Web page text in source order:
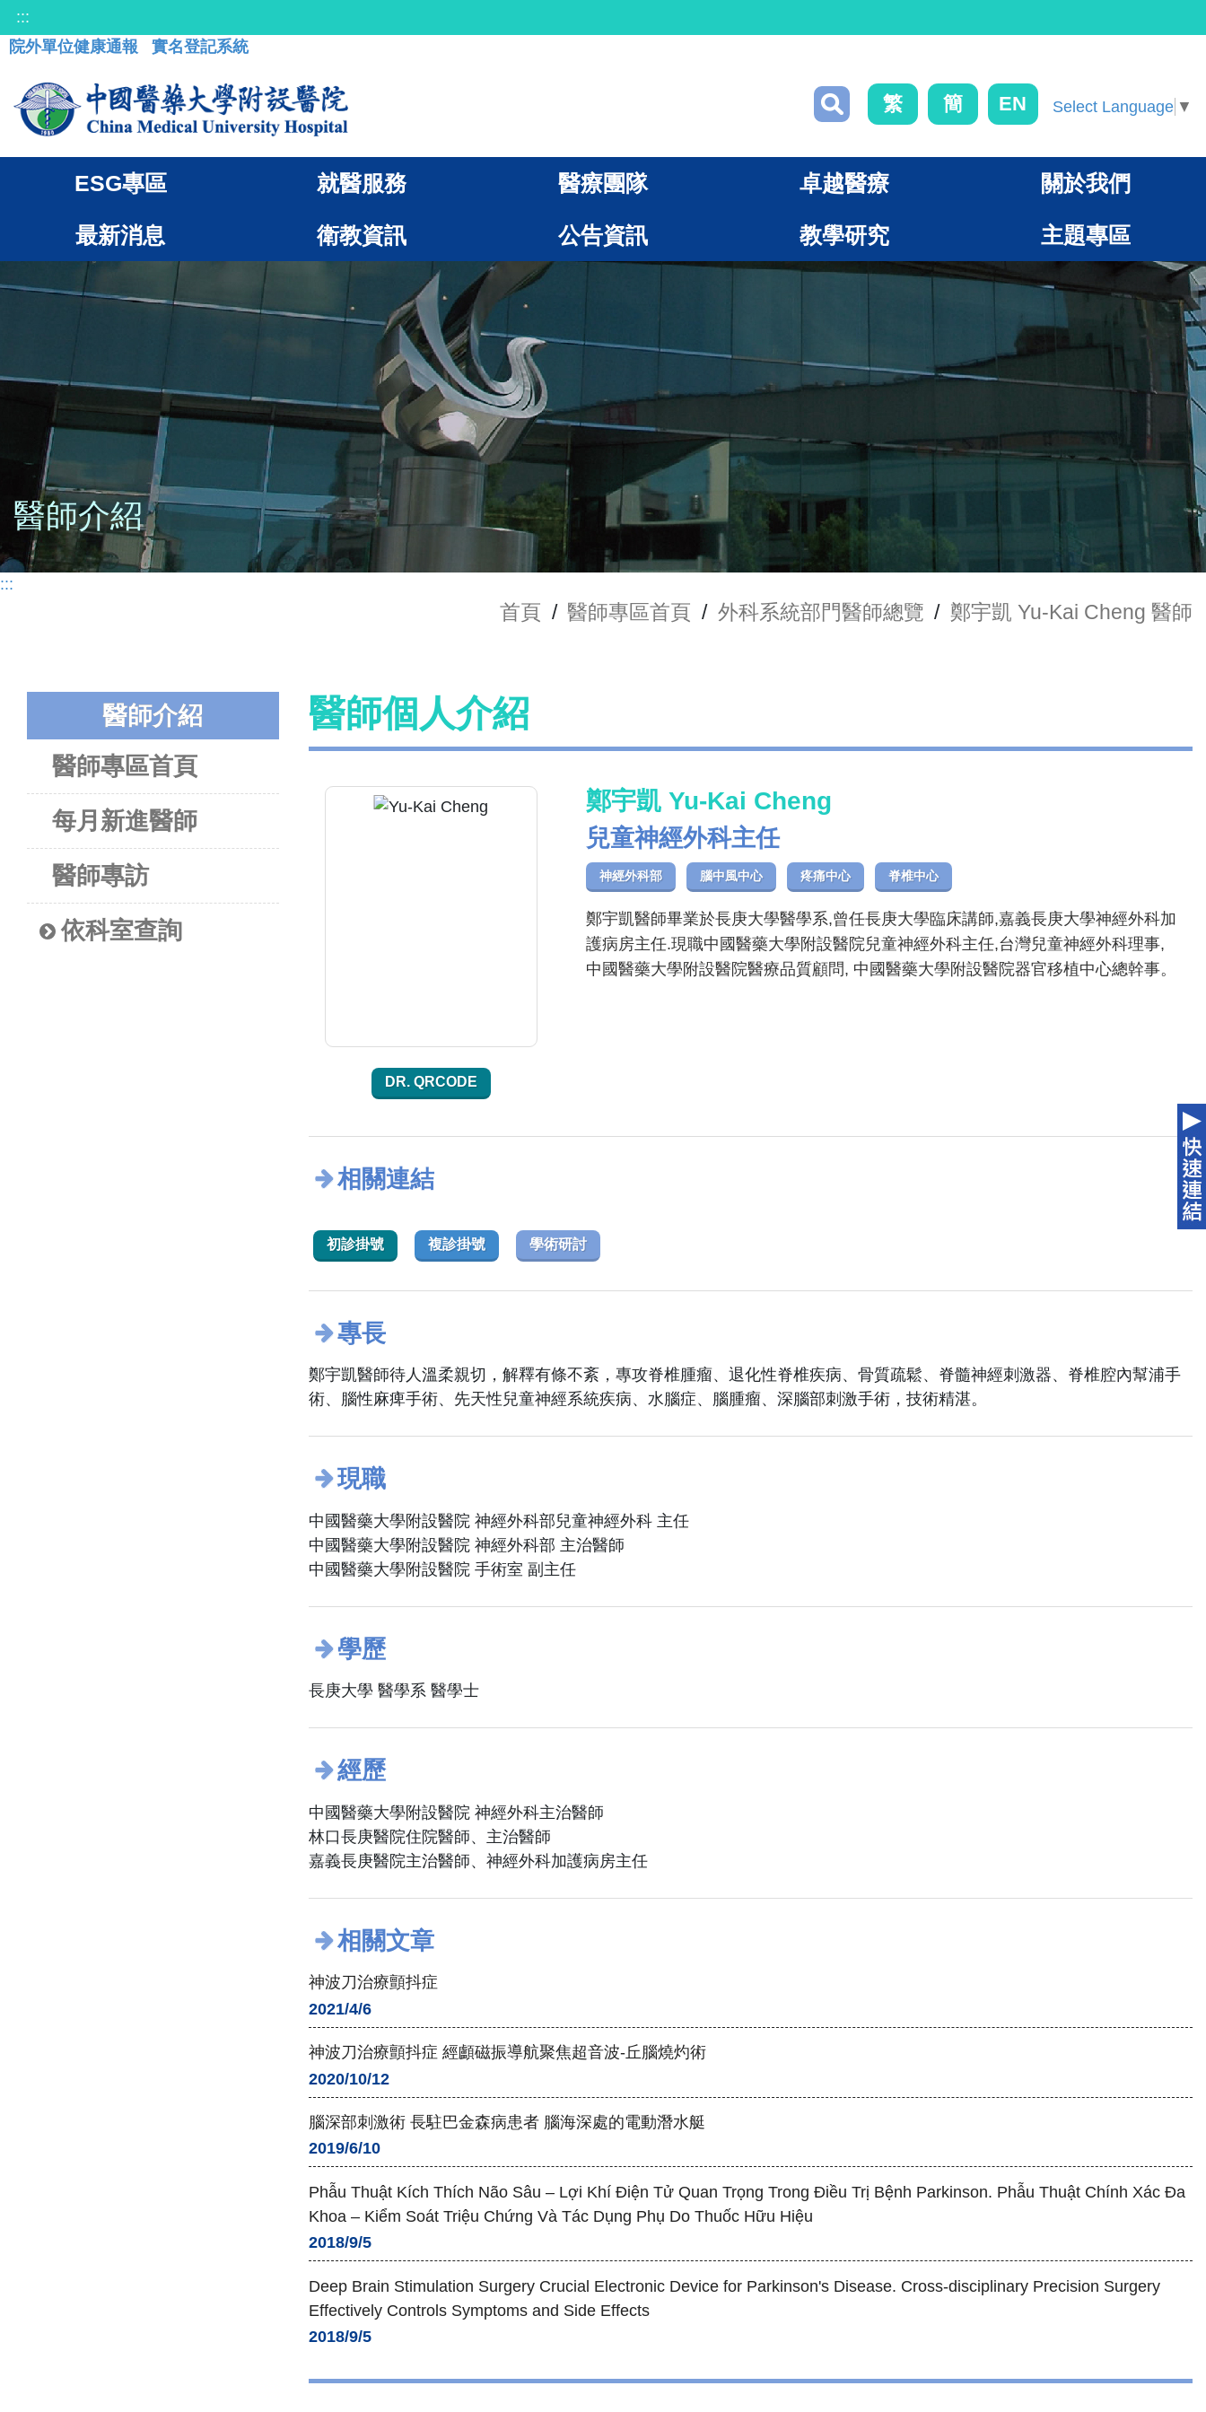
:::
院外單位健康通報
實名登記系統
繁 簡 EN Select Language ▼
ESG專區 就醫服務 醫療團隊 卓越醫療 關於我們
最新消息 衛教資訊 公告資訊 教學研究 主題專區
醫師介紹
:::
首頁 / 醫師專區首頁 / 外科系統部門醫師總覽 / 鄭宇凱 Yu-Kai Cheng 醫師
醫師介紹
醫師專區首頁
每月新進醫師
醫師專訪
依科室查詢
醫師個人介紹
DR. QRCODE
鄭宇凱 Yu-Kai Cheng
兒童神經外科主任
神經外科部 腦中風中心 疼痛中心 脊椎中心
鄭宇凱醫師畢業於長庚大學醫學系,曾任長庚大學臨床講師,嘉義長庚大學神經外科加
護病房主任.現職中國醫藥大學附設醫院兒童神經外科主任,台灣兒童神經外科理事,
中國醫藥大學附設醫院醫療品質顧問, 中國醫藥大學附設醫院器官移植中心總幹事。
相關連結
初診掛號 複診掛號 學術研討
專長
鄭宇凱醫師待人溫柔親切，解釋有條不紊，專攻脊椎腫瘤、退化性脊椎疾病、骨質疏鬆、脊髓神經刺激器、脊椎腔內幫浦手
術、腦性麻痺手術、先天性兒童神經系統疾病、水腦症、腦腫瘤、深腦部刺激手術，技術精湛。
現職
中國醫藥大學附設醫院 神經外科部兒童神經外科 主任
中國醫藥大學附設醫院 神經外科部 主治醫師
中國醫藥大學附設醫院 手術室 副主任
學歷
長庚大學 醫學系 醫學士
經歷
中國醫藥大學附設醫院 神經外科主治醫師
林口長庚醫院住院醫師、主治醫師
嘉義長庚醫院主治醫師、神經外科加護病房主任
相關文章
神波刀治療顫抖症
2021/4/6
神波刀治療顫抖症 經顱磁振導航聚焦超音波-丘腦燒灼術
2020/10/12
腦深部刺激術 長駐巴金森病患者 腦海深處的電動潛水艇
2019/6/10
Phẫu Thuật Kích Thích Não Sâu – Lợi Khí Điện Tử Quan Trọng Trong Điều Trị Bệnh Parkinson. Phẫu Thuật Chính Xác Đa
Khoa – Kiểm Soát Triệu Chứng Và Tác Dụng Phụ Do Thuốc Hữu Hiệu
2018/9/5
Deep Brain Stimulation Surgery Crucial Electronic Device for Parkinson's Disease. Cross-disciplinary Precision Surgery
Effectively Controls Symptoms and Side Effects
2018/9/5